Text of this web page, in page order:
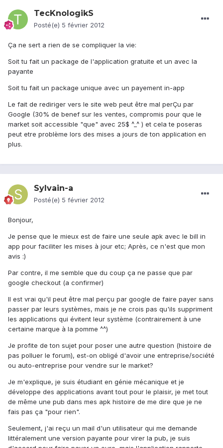
TecKnologikS
Posté(e) 5 février 2012
Ça ne sert a rien de se compliquer la vie:
Soit tu fait un package de l'application gratuite et un avec la
payante
Soit tu fait un package unique avec un payement in-app
Le fait de rediriger vers le site web peut être mal perÇu par
Google (30% de benef sur les ventes, compromis pour que le
market soit accessible "que" avec 25$ ^_^ ) et cela te poseras
peut etre problème lors des mises a jours de ton application en
plus.
Sylvain-a
Posté(e) 5 février 2012
Bonjour,
Je pense que le mieux est de faire une seule apk avec le bill in
app pour faciliter les mises à jour etc; Après, ce n'est que mon
avis :)
Par contre, il me semble que du coup ça ne passe que par
google checkout (a confirmer)
Il est vrai qu'il peut être mal perçu par google de faire payer sans
passer par leurs systèmes, mais je ne crois pas qu'ils suppriment
les applications qui évitent leur système (contrairement à une
certaine marque à la pomme ^^)
Je profite de ton sujet pour poser une autre question (histoire de
pas polluer le forum), est-on obligé d'avoir une entreprise/société
ou auto-entreprise pour vendre sur le market?
Je m'explique, je suis étudiant en génie mécanique et je
développe des applications avant tout pour le plaisir, je met tout
de même une pub dans mes apk histoire de me dire que je ne
fais pas ça "pour rien".
Seulement, j'ai reçu un mail d'un utilisateur qui me demande
littéralement une version payante pour virer la pub, je suis